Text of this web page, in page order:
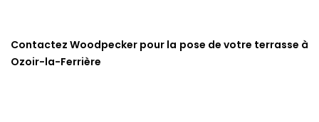
Contactez Woodpecker pour la pose de votre terrasse à
Ozoir-la-Ferrière